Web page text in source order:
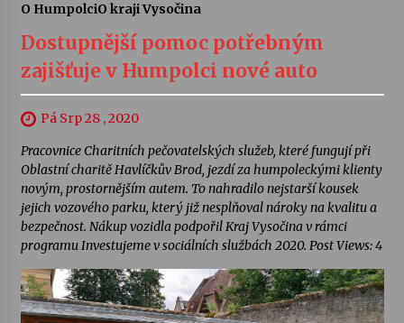
O HumpolciO kraji Vysočina
Dostupnější pomoc potřebným
zajišťuje v Humpolci nové auto
Pá Srp 28 , 2020
Pracovnice Charitních pečovatelských služeb, které fungují při
Oblastní charitě Havlíčkův Brod, jezdí za humpoleckými klienty
novým, prostornějším autem. To nahradilo nejstarší kousek
jejich vozového parku, který již nesplňoval nároky na kvalitu a
bezpečnost. Nákup vozidla podpořil Kraj Vysočina v rámci
programu Investujeme v sociálních službách 2020. Post Views: 4